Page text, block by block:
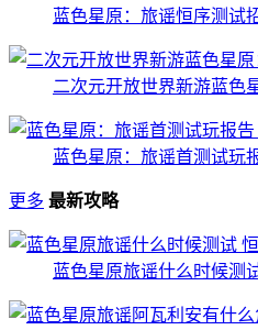
蓝色星原：旅谣恒序测试
二次元开放世界新游蓝色
蓝色星原：旅谣首测试玩
更多 最新攻略
蓝色星原旅谣什么时候测